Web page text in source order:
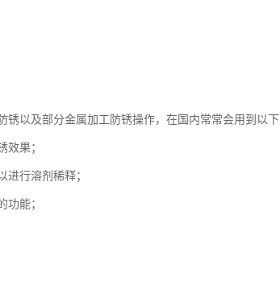
以及部分金属加工防锈操作，在国内常常会用到以下
效果；
行溶剂稀释；
功能；